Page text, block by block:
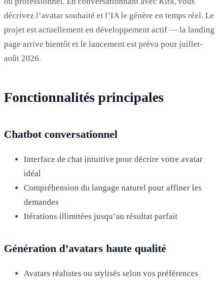
décrivez l’avatar souhaité et l’IA le génère en temps réel. Le
projet est actuellement en développement actif — la landing
page arrive bientôt et le lancement est prévu pour juillet-
août 2026.
Fonctionnalités principales
Chatbot conversationnel
Interface de chat intuitive pour décrire votre avatar
idéal
Compréhension du langage naturel pour affiner les
demandes
Itérations illimitées jusqu’au résultat parfait
Génération d’avatars haute qualité
Avatars réalistes ou stylisés selon vos préférences